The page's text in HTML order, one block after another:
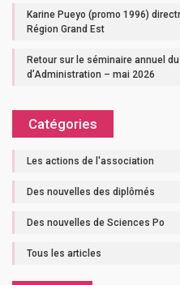
Karine Pueyo (promo 1996)
Région Grand Est
Retour sur le séminaire annuel
d’Administration – mai 2026
Catégories
Les actions de l'association
Des nouvelles des diplômés
Des nouvelles de Sciences Po
Tous les articles